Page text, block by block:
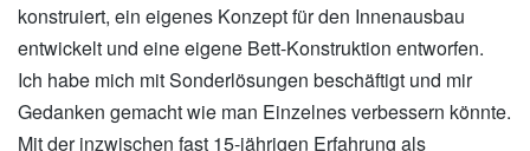
konstruiert, ein eigenes Konzept für den Innenausbau
entwickelt und eine eigene Bett-Konstruktion entworfen.
Ich habe mich mit Sonderlösungen beschäftigt und mir
Gedanken gemacht wie man Einzelnes verbessern könnte.
Mit der inzwischen fast 15-jährigen Erfahrung als